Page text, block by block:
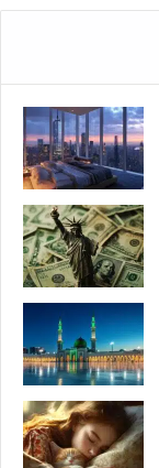
ю
а
р
д
е
с
с
у
а
с
а
в